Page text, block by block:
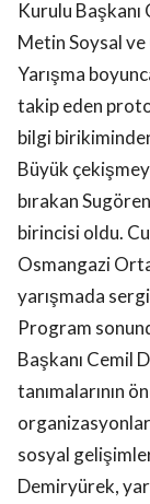
Kurulu
Metin Soysal ve
Yarışma
takip eden
bilgi
Büyük
bırakan
birincisi oldu.
Osmangazi
yarışmada
Program
Başkanı Cemil
tanımalarının
sosyal
Demiryürek,